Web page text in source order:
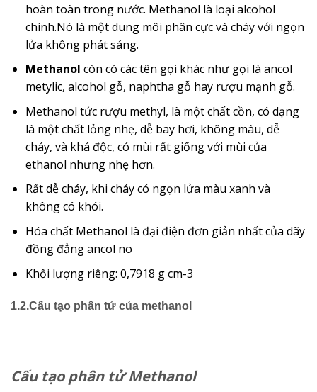
hoàn toàn trong nước. Methanol là loại alcohol
chính.Nó là một dung môi phân cực và cháy với ngọn
lửa không phát sáng.
Methanol còn có các tên gọi khác như gọi là ancol
metylic, alcohol gỗ, naphtha gỗ hay rượu mạnh gỗ.
Methanol tức rượu methyl, là một chất cồn, có dạng
là một chất lỏng nhẹ, dễ bay hơi, không màu, dễ
cháy, và khá độc, có mùi rất giống với mùi của
ethanol nhưng nhẹ hơn.
Rất dễ cháy, khi cháy có ngọn lửa màu xanh và
không có khói.
Hóa chất Methanol là đại điện đơn giản nhất của dãy
đồng đẳng ancol no
Khối lượng riêng: 0,7918 g cm-3
1.2.Cấu tạo phân tử của methanol
Cấu tạo phân tử Methanol